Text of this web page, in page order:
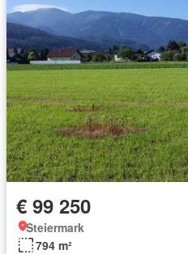
€ 99 250
Steiermark
794 m²